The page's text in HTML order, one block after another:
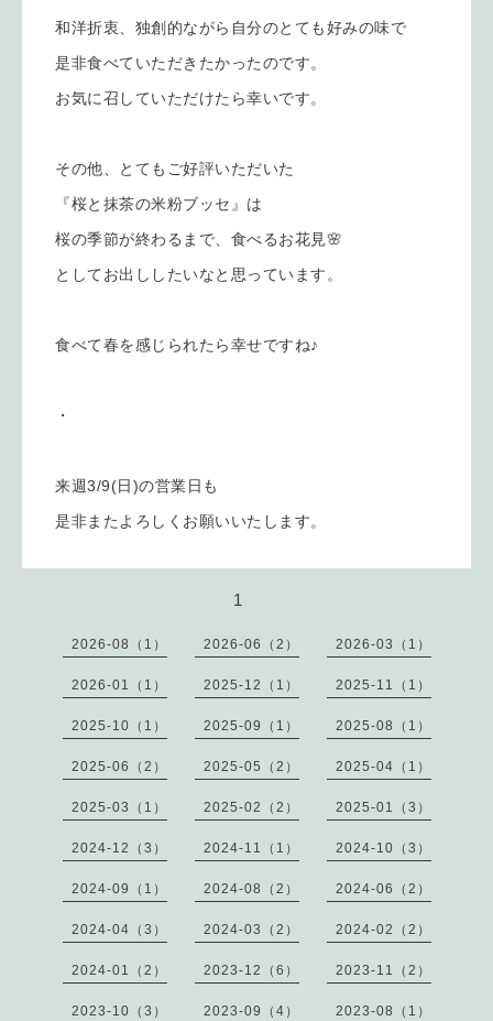
和洋折衷、独創的ながら自分のとても好みの味で
是非食べていただきたかったのです。
お気に召していただけたら幸いです。
その他、とてもご好評いただいた
『桜と抹茶の米粉ブッセ』は
桜の季節が終わるまで、食べるお花見🌸
としてお出ししたいなと思っています。
食べて春を感じられたら幸せですね♪
・
来週3/9(日)の営業日も
是非またよろしくお願いいたします。
1
2026-08（1） 2026-06（2） 2026-03（1）
2026-01（1） 2025-12（1） 2025-11（1）
2025-10（1） 2025-09（1） 2025-08（1）
2025-06（2） 2025-05（2） 2025-04（1）
2025-03（1） 2025-02（2） 2025-01（3）
2024-12（3） 2024-11（1） 2024-10（3）
2024-09（1） 2024-08（2） 2024-06（2）
2024-04（3） 2024-03（2） 2024-02（2）
2024-01（2） 2023-12（6） 2023-11（2）
2023-10（3） 2023-09（4） 2023-08（1）